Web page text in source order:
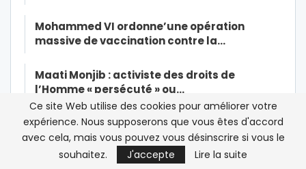
Mohammed VI ordonne’une opération
massive de vaccination contre la…
Maati Monjib : activiste des droits de
l’Homme « persécuté » ou…
« Il n’y aura pas de résurrection jusqu’à ce
que les musulmans tuent…
Ce site Web utilise des cookies pour améliorer votre
expérience. Nous supposerons que vous êtes d'accord
avec cela, mais vous pouvez vous désinscrire si vous le
souhaitez.
J'accepte Lire la suite